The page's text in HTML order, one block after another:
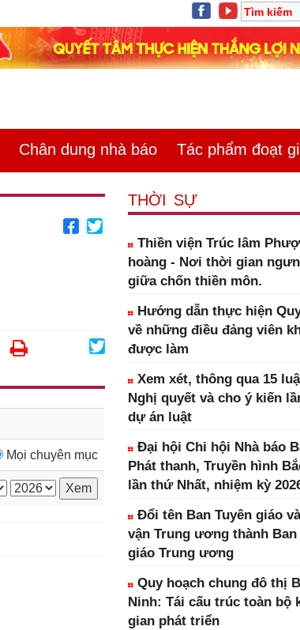
Chân dung nhà báo Tác phẩm đoạt
Mọi chuyên mục
THỜI SỰ
Thiền viện Trúc lâm
hoàng - Nơi thời gian
giữa chốn thiền môn.
Hướng dẫn thực hiện
về những điều đảng viên
được làm
Xem xét, thông qua 15
Nghị quyết và cho ý kiến
dự án luật
Đại hội Chi hội Nhà báo
Phát thanh, Truyền hình
lần thứ Nhất, nhiệm kỳ
Đổi tên Ban Tuyên giáo
vận Trung ương thành Ban
giáo Trung ương
Quy hoạch chung đô thị
Ninh: Tái cấu trúc toàn bộ
gian phát triển